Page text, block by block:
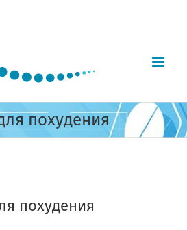
похудения
похудения